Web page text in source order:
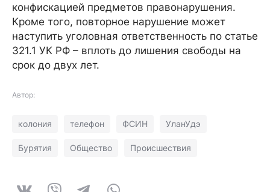
конфискацией предметов правонарушения.
Кроме того, повторное нарушение может
наступить уголовная ответственность по статье
321.1 УК РФ – вплоть до лишения свободы на
срок до двух лет.
Автор:
колония телефон ФСИН УланУдэ
Бурятия Общество Происшествия